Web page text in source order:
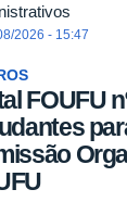
2026 - 15:47
FOUFU